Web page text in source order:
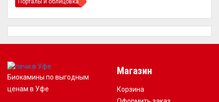
Порталы и облицовка
Биокамины по выгодным
ценам в Уфе
Магазин
Корзина